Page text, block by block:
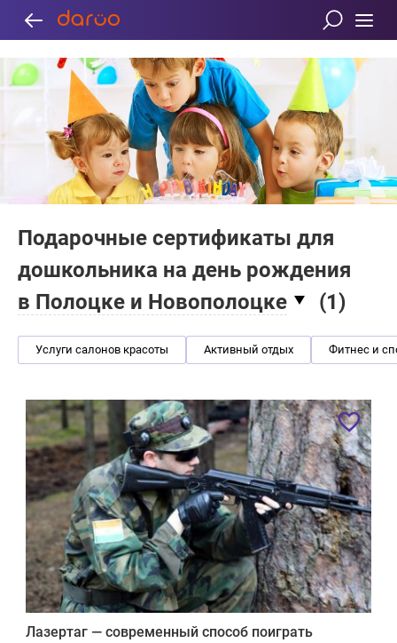
Подарочные сертификаты для
дошкольника на день рождения
в Полоцке и Новополоцке
(1)
Услуги салонов красоты Активный отдых Фитнес и
Лазертаг — современный способ поиграть